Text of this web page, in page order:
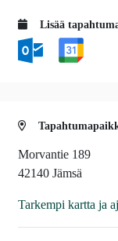
Lisää
Morvantie 189
42140 Jämsä
Tarkempi kartta ja